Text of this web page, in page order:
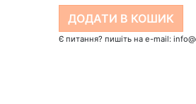
Є питання? пишіть на e-mail: